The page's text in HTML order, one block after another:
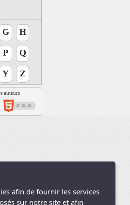
G H
P Q
Y Z
auteurs
afin de fournir les services
sur notre site et afin